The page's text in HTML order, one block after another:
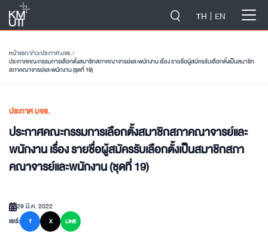
TH EN
หน้าแรก/ข่าว/ประกาศ มจธ./
ประกาศคณะกรรมการเลือกตั้งสมาชิกสภาคณาจารย์และพนักงาน เรื่อง รายชื่อผู้สมัครรับเลือกตั้งเป็นสมาชิก
สภาคณาจารย์และพนักงาน (ชุดที่ 19)
ประกาศ มจธ.
ประกาศคณะกรรมการเลือกตั้งสมาชิกสภาคณาจารย์และ
พนักงาน เรื่อง รายชื่อผู้สมัครรับเลือกตั้งเป็นสมาชิกสภา
คณาจารย์และพนักงาน (ชุดที่ 19)
29 มี.ค. 2022
แชร์:
f X LINE